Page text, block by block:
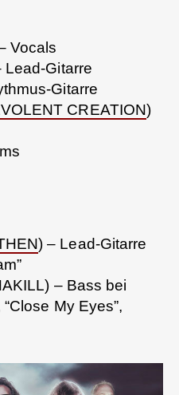
Vocals
Lead-Gitarre
Gitarre
CREATION)
) – Lead-Gitarre
– Bass bei
My Eyes”,